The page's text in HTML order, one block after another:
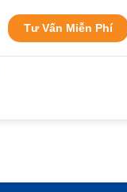
Tư Vấn Miễn Phí